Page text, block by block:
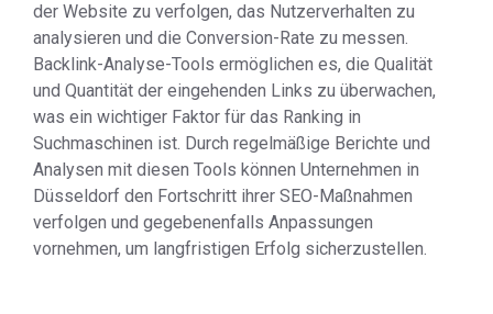
der Website zu verfolgen, das Nutzerverhalten zu
analysieren und die Conversion-Rate zu messen.
Backlink-Analyse-Tools ermöglichen es, die Qualität
und Quantität der eingehenden Links zu überwachen,
was ein wichtiger Faktor für das Ranking in
Suchmaschinen ist. Durch regelmäßige Berichte und
Analysen mit diesen Tools können Unternehmen in
Düsseldorf den Fortschritt ihrer SEO-Maßnahmen
verfolgen und gegebenenfalls Anpassungen
vornehmen, um langfristigen Erfolg sicherzustellen.